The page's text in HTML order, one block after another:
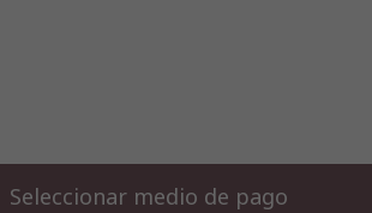
Seleccionar medio de pago